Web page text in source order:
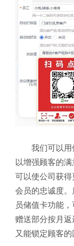
我们可以
以增强顾客的
可以使公司获
会员的忠诚度
员储值卡功能
赠送部分按月返
又能锁定顾客的